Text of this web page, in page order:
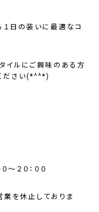
１日の装いに最適なコ
イルにご興味のある方
ださい(*^^*)
～２０：００
業を休止しておりま